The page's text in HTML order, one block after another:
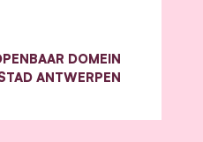
DOMEIN
ANTWERPEN